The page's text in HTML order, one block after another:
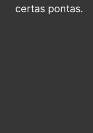
certas pontas.